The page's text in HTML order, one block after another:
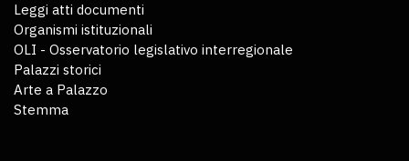
Leggi atti documenti
Organismi istituzionali
OLI - Osservatorio legislativo interregionale
Palazzi storici
Arte a Palazzo
Stemma